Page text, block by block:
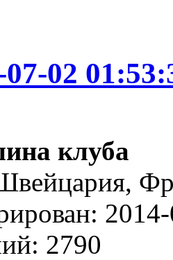
07-02
клуба
2790